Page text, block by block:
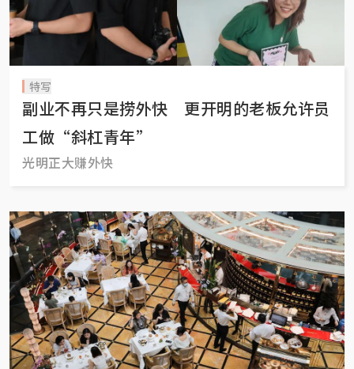
特写
副业不再只是捞外快 更开明的老板允许员
工做“斜杠青年”
光明正大赚外快